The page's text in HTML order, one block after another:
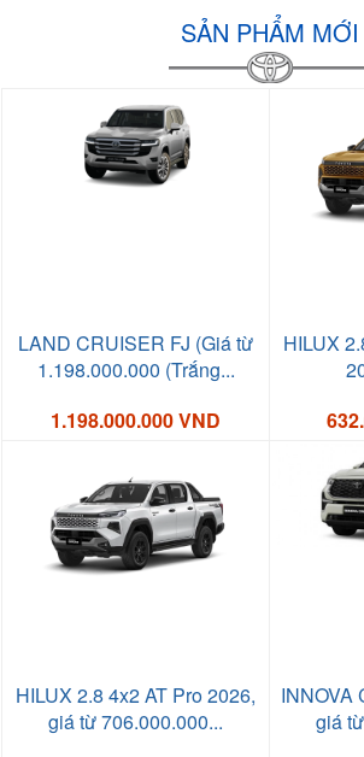
SẢN PHẨM MỚI
LAND CRUISER FJ (Giá từ
1.198.000.000 (Trắng...
1.198.000.000 VND
HILUX
HILUX 2.8 4x2 AT Pro 2026,
giá từ 706.000.000...
INNOVA
giá